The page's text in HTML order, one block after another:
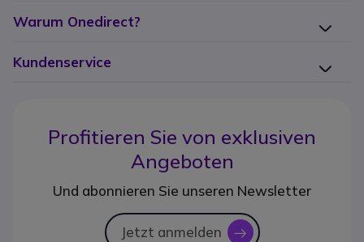
Warum Onedirect?
Kundenservice
Profitieren Sie von exklusiven
Angeboten
Und abonnieren Sie unseren Newsletter
Jetzt anmelden icon